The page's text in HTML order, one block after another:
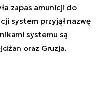
zapas amunicji do
system przyjął nazwę
systemu są
oraz Gruzja.